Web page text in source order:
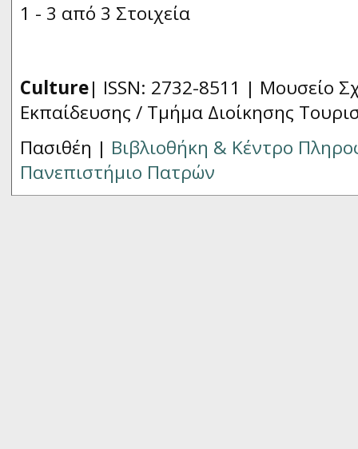
1 - 3 από 3 Στοιχεία
Culture| ISSN: 2732-8511 | Μουσείο
Εκπαίδευσης / Τμήμα Διοίκησης
Πασιθέη | Βιβλιοθήκη & Κέντρο
Πανεπιστήμιο Πατρών